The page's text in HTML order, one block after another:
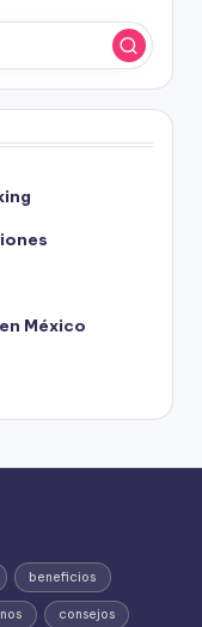
México
beneficios
consejos